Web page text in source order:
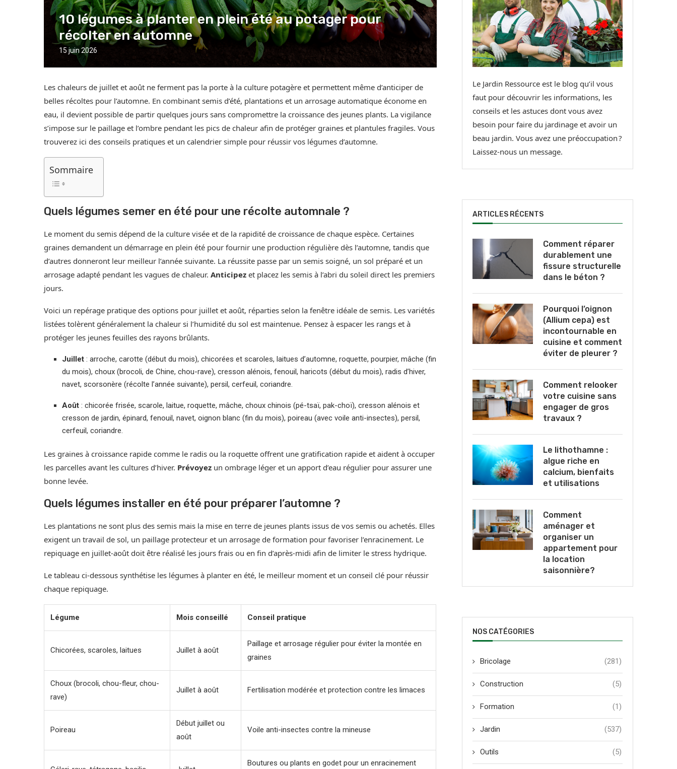
10 légumes à planter en plein été au potager pour
récolter en automne
15 juin 2026
Les chaleurs de juillet et août ne ferment pas la porte à la culture potagère et permettent même d’anticiper de
belles récoltes pour l’automne. En combinant semis d’été, plantations et un arrosage automatique économe en
eau, il devient possible de partir quelques jours sans compromettre la croissance des jeunes plants. La vigilance
s’impose sur le paillage et l’ombre pendant les pics de chaleur afin de protéger graines et plantules fragiles. Vous
trouverez ici des conseils pratiques et un calendrier simple pour réussir vos légumes d’automne.
Sommaire
Quels légumes semer en été pour une récolte automnale ?
Le moment du semis dépend de la culture visée et de la rapidité de croissance de chaque espèce. Certaines
graines demandent un démarrage en plein été pour fournir une production régulière dès l’automne, tandis que
d’autres donneront leur meilleur l’année suivante. La réussite passe par un semis soigné, un sol préparé et un
arrosage adapté pendant les vagues de chaleur. Anticipez et placez les semis à l’abri du soleil direct les premiers
jours.
Voici un repérage pratique des options pour juillet et août, réparties selon la fenêtre idéale de semis. Les variétés
listées tolèrent généralement la chaleur si l’humidité du sol est maintenue. Pensez à espacer les rangs et à
protéger les jeunes feuilles des rayons brûlants.
Juillet : arroche, carotte (début du mois), chicorées et scaroles, laitues d’automne, roquette, pourpier, mâche (fin
du mois), choux (brocoli, de Chine, chou-rave), cresson alénois, fenouil, haricots (début du mois), radis d’hiver,
navet, scorsonère (récolte l’année suivante), persil, cerfeuil, coriandre.
Août : chicorée frisée, scarole, laitue, roquette, mâche, choux chinois (pé-tsaï, pak-choï), cresson alénois et
cresson de jardin, épinard, fenouil, navet, oignon blanc (fin du mois), poireau (avec voile anti-insectes), persil,
cerfeuil, coriandre.
Les graines à croissance rapide comme le radis ou la roquette offrent une gratification rapide et aident à occuper
les parcelles avant les cultures d’hiver. Prévoyez un ombrage léger et un apport d’eau régulier pour assurer une
bonne levée.
Quels légumes installer en été pour préparer l’automne ?
Les plantations ne sont plus des semis mais la mise en terre de jeunes plants issus de vos semis ou achetés. Elles
exigent un travail de sol, un paillage protecteur et un arrosage de formation pour favoriser l’enracinement. Le
repiquage en juillet-août doit être réalisé les jours frais ou en fin d’après-midi afin de limiter le stress hydrique.
Le tableau ci-dessous synthétise les légumes à planter en été, le meilleur moment et un conseil clé pour réussir
chaque repiquage.
Légume Mois conseillé Conseil pratique
Chicorées, scaroles, laitues Juillet à août
Paillage et arrosage régulier pour éviter la montée en
graines
Choux (brocoli, chou-fleur, chou-
rave)
Juillet à août Fertilisation modérée et protection contre les limaces
Poireau
Début juillet ou
août
Voile anti-insectes contre la mineuse
Boutures ou plants en godet pour un enracinement
Le Jardin Ressource est le blog qu’il vous
faut pour découvrir les informations, les
conseils et les astuces dont vous avez
besoin pour faire du jardinage et avoir un
beau jardin. Vous avez une préoccupation ?
Laissez-nous un message.
ARTICLES RÉCENTS
Comment réparer
durablement une
fissure structurelle
dans le béton ?
Pourquoi l’oignon
(Allium cepa) est
incontournable en
cuisine et comment
éviter de pleurer ?
Comment relooker
votre cuisine sans
engager de gros
travaux ?
Le lithothamne :
algue riche en
calcium, bienfaits
et utilisations
Comment
aménager et
organiser un
appartement pour
la location
saisonnière?
NOS CATÉGORIES
Bricolage (281)
Construction (5)
Formation (1)
Jardin (537)
Outils (5)